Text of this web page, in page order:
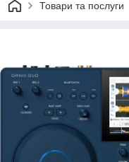
Товари та послуги